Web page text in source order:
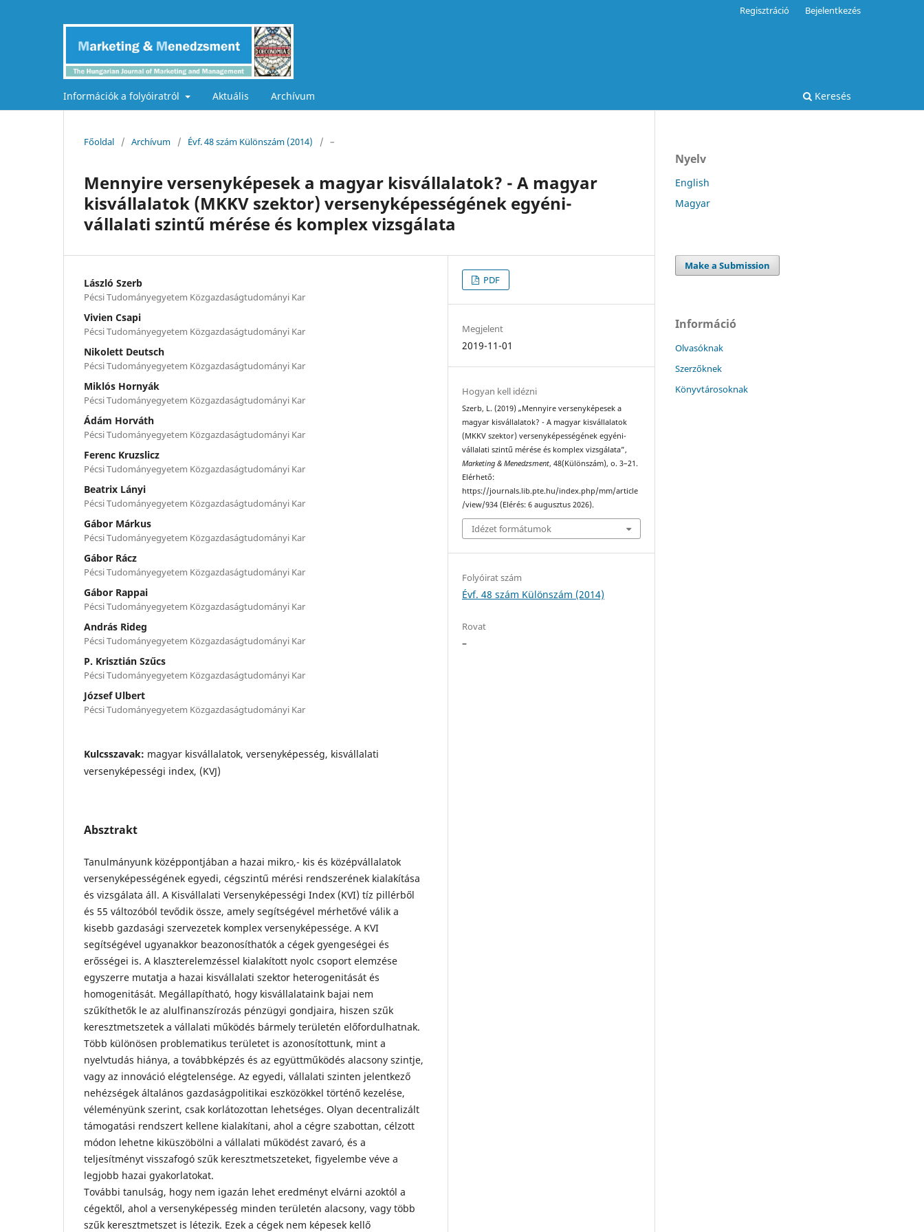
Információk a folyóiratról Aktuális Archívum Keresés
Regisztráció Bejelentkezés
Főoldal / Archívum / Évf. 48 szám Különszám (2014) / –
Mennyire versenyképesek a magyar kisvállalatok? - A magyar
kisvállalatok (MKKV szektor) versenyképességének egyéni-
vállalati szintű mérése és komplex vizsgálata
László Szerb
Pécsi Tudományegyetem Közgazdaságtudományi Kar
Vivien Csapi
Pécsi Tudományegyetem Közgazdaságtudományi Kar
Nikolett Deutsch
Pécsi Tudományegyetem Közgazdaságtudományi Kar
Miklós Hornyák
Pécsi Tudományegyetem Közgazdaságtudományi Kar
Ádám Horváth
Pécsi Tudományegyetem Közgazdaságtudományi Kar
Ferenc Kruzslicz
Pécsi Tudományegyetem Közgazdaságtudományi Kar
Beatrix Lányi
Pécsi Tudományegyetem Közgazdaságtudományi Kar
Gábor Márkus
Pécsi Tudományegyetem Közgazdaságtudományi Kar
Gábor Rácz
Pécsi Tudományegyetem Közgazdaságtudományi Kar
Gábor Rappai
Pécsi Tudományegyetem Közgazdaságtudományi Kar
András Rideg
Pécsi Tudományegyetem Közgazdaságtudományi Kar
P. Krisztián Szűcs
Pécsi Tudományegyetem Közgazdaságtudományi Kar
József Ulbert
Pécsi Tudományegyetem Közgazdaságtudományi Kar
Kulcsszavak: magyar kisvállalatok, versenyképesség, kisvállalati
versenyképességi index, (KVJ)
Absztrakt
Tanulmányunk középpontjában a hazai mikro,- kis és középvállalatok
versenyképességének egyedi, cégszintű mérési rendszerének kialakítása
és vizsgálata áll. A Kisvállalati Versenyképességi Index (KVI) tíz pillérből
és 55 változóból tevődik össze, amely segítségével mérhetővé válik a
kisebb gazdasági szervezetek komplex versenyképessége. A KVI
segítségével ugyanakkor beazonosíthatók a cégek gyengeségei és
erősségei is. A klaszterelemzéssel kialakított nyolc csoport elemzése
egyszerre mutatja a hazai kisvállalati szektor heterogenitását és
homogenitását. Megállapítható, hogy kisvállalataink bajai nem
szűkíthetők le az alulfinanszírozás pénzügyi gondjaira, hiszen szűk
keresztmetszetek a vállalati működés bármely területén előfordulhatnak.
Több különösen problematikus területet is azonosítottunk, mint a
nyelvtudás hiánya, a továbbképzés és az együttműködés alacsony szintje,
vagy az innováció elégtelensége. Az egyedi, vállalati szinten jelentkező
nehézségek általános gazdaságpolitikai eszközökkel történő kezelése,
véleményünk szerint, csak korlátozottan lehetséges. Olyan decentralizált
támogatási rendszert kellene kialakítani, ahol a cégre szabottan, célzott
módon lehetne kiküszöbölni a vállalati működést zavaró, és a
teljesítményt visszafogó szűk keresztmetszeteket, figyelembe véve a
legjobb hazai gyakorlatokat.
További tanulság, hogy nem igazán lehet eredményt elvárni azoktól a
cégektől, ahol a versenyképesség minden területén alacsony, vagy több
szűk keresztmetszet is létezik. Ezek a cégek nem képesek kellő
PDF
Megjelent
2019-11-01
Hogyan kell idézni
Szerb, L. (2019) „Mennyire versenyképesek a
magyar kisvállalatok? - A magyar kisvállalatok
(MKKV szektor) versenyképességének egyéni-
vállalati szintű mérése és komplex vizsgálata”,
Marketing & Menedzsment, 48(Különszám), o. 3–21.
Elérhető:
https://journals.lib.pte.hu/index.php/mm/article
/view/934 (Elérés: 6 augusztus 2026).
Idézet formátumok
Folyóirat szám
Évf. 48 szám Különszám (2014)
Rovat
–
Nyelv
English
Magyar
Make a Submission
Információ
Olvasóknak
Szerzőknek
Könyvtárosoknak